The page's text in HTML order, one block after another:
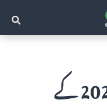
ٹوبہ ٹیک سنگھ ، مئی 2026 کے